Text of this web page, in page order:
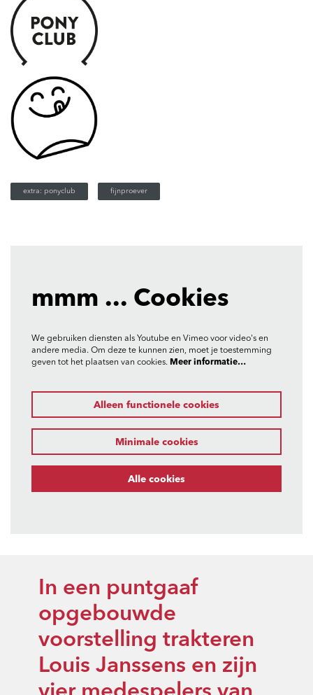
extra: ponyclub fijnproever
mmm ... Cookies
We gebruiken diensten als Youtube en Vimeo voor video's en
andere media. Om deze te kunnen zien, moet je toestemming
geven tot het plaatsen van cookies. Meer informatie…
Alleen functionele cookies
Minimale cookies
Alle cookies
In een puntgaaf
opgebouwde
voorstelling trakteren
Louis Janssens en zijn